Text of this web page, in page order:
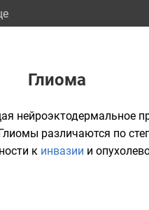
Глиома
нейроэктодермальное
различаются по
к инвазии и